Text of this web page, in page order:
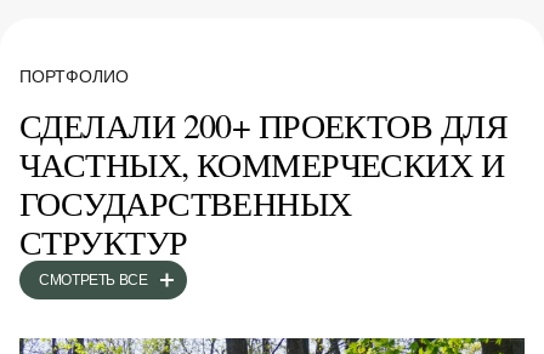
ПОРТФОЛИО
СДЕЛАЛИ 200+ ПРОЕКТОВ ДЛЯ
ЧАСТНЫХ, КОММЕРЧЕСКИХ И
ГОСУДАРСТВЕННЫХ
СТРУКТУР
СМОТРЕТЬ ВСЕ